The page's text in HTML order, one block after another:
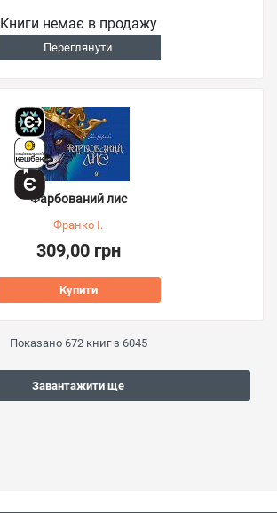
Книги немає в продажу
Переглянути
Фарбований лис
Франко І.
309,00 грн
Купити
Показано 672книг з 6045
Завантажити ще